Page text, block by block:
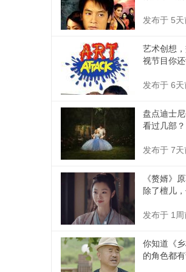
发布于 5天
艺术创想
视节目你
发布于 6天
盘点迪士
看过几部？
发布于 7天
《赘婿》
除了檀儿
发布于 1
你知道《
的角色都